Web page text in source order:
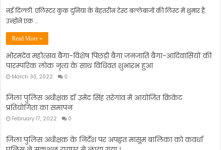
नई दिल्‍ली. एलिस्‍टर कुक दुनिया के बेहतरीन टेस्‍ट बल्‍लेबाजों की लिस्‍ट में शुमार हैं.
उन्‍होंने एक …
Read More »
भोरमदेव महोत्सव बैगा-विशेष पिछड़ी बैगा जनजाति बैगा-आदिवासियों की
पारम्परिक लोक नृत्य के साथ विधिवत शुभारंभ हुआ
March 30, 2022 0
जिला पुलिस अधीक्षक डॉ उमेंद सिंह तरेगांव में आयोजित क्रिकेट
प्रतियोगिता का समापन
February 17, 2022 0
जिला पुलिस अधीक्षक के निर्देश पर अपहृत मासूम बालिका को कवर्धा